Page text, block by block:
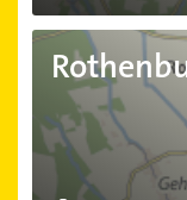
Rothenburg/Oberlausitz